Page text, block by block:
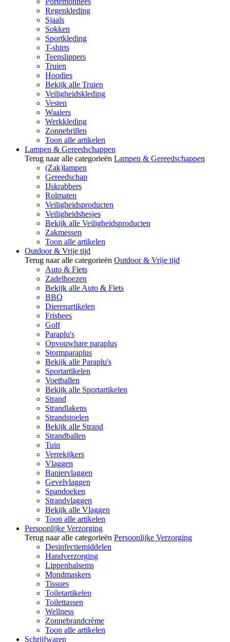
Regenkleding
Sjaals
Sokken
Sportkleding
T-shirts
Teenslippers
Truien
Hoodies
Bekijk alle Truien
Veiligheidskleding
Vesten
Waaiers
Werkkleding
Zonnebrillen
Toon alle artikelen
Lampen & Gereedschappen
Terug naar alle categorieën Lampen & Gereedschappen
(Zak)lampen
Gereedschap
IJskrabbers
Rolmaten
Veiligheidsproducten
Veiligheidshesjes
Bekijk alle Veiligheidsproducten
Zakmessen
Toon alle artikelen
Outdoor & Vrije tijd
Terug naar alle categorieën Outdoor & Vrije tijd
Auto & Fiets
Zadelhoezen
Bekijk alle Auto & Fiets
BBQ
Dierenartikelen
Frisbees
Golf
Paraplu's
Opvouwbare paraplus
Stormparaplus
Bekijk alle Paraplu's
Sportartikelen
Voetballen
Bekijk alle Sportartikelen
Strand
Strandlakens
Strandstoelen
Bekijk alle Strand
Strandballen
Tuin
Verrekijkers
Vlaggen
Baniervlaggen
Gevelvlaggen
Spandoeken
Strandvlaggen
Bekijk alle Vlaggen
Toon alle artikelen
Persoonlijke Verzorging
Terug naar alle categorieën Persoonlijke Verzorging
Desinfectiemiddelen
Handverzorging
Lippenbalsems
Mondmaskers
Tissues
Toiletartikelen
Toilettassen
Wellness
Zonnebrandcrème
Toon alle artikelen
Schrijfwaren